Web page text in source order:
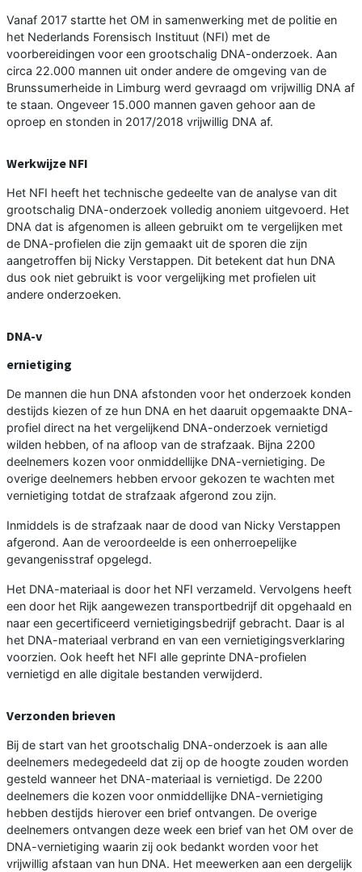
Vanaf 2017 startte het OM in samenwerking met de politie en
het Nederlands Forensisch Instituut (NFI) met de
voorbereidingen voor een grootschalig DNA-onderzoek. Aan
circa 22.000 mannen uit onder andere de omgeving van de
Brunssumerheide in Limburg werd gevraagd om vrijwillig DNA af
te staan. Ongeveer 15.000 mannen gaven gehoor aan de
oproep en stonden in 2017/2018 vrijwillig DNA af.
Werkwijze NFI
Het NFI heeft het technische gedeelte van de analyse van dit
grootschalig DNA-onderzoek volledig anoniem uitgevoerd. Het
DNA dat is afgenomen is alleen gebruikt om te vergelijken met
de DNA-profielen die zijn gemaakt uit de sporen die zijn
aangetroffen bij Nicky Verstappen. Dit betekent dat hun DNA
dus ook niet gebruikt is voor vergelijking met profielen uit
andere onderzoeken.
DNA-v
ernietiging
De mannen die hun DNA afstonden voor het onderzoek konden
destijds kiezen of ze hun DNA en het daaruit opgemaakte DNA-
profiel direct na het vergelijkend DNA-onderzoek vernietigd
wilden hebben, of na afloop van de strafzaak. Bijna 2200
deelnemers kozen voor onmiddellijke DNA-vernietiging. De
overige deelnemers hebben ervoor gekozen te wachten met
vernietiging totdat de strafzaak afgerond zou zijn.
Inmiddels is de strafzaak naar de dood van Nicky Verstappen
afgerond. Aan de veroordeelde is een onherroepelijke
gevangenisstraf opgelegd.
Het DNA-materiaal is door het NFI verzameld. Vervolgens heeft
een door het Rijk aangewezen transportbedrijf dit opgehaald en
naar een gecertificeerd vernietigingsbedrijf gebracht. Daar is al
het DNA-materiaal verbrand en van een vernietigingsverklaring
voorzien. Ook heeft het NFI alle geprinte DNA-profielen
vernietigd en alle digitale bestanden verwijderd.
Verzonden brieven
Bij de start van het grootschalig DNA-onderzoek is aan alle
deelnemers medegedeeld dat zij op de hoogte zouden worden
gesteld wanneer het DNA-materiaal is vernietigd. De 2200
deelnemers die kozen voor onmiddellijke DNA-vernietiging
hebben destijds hierover een brief ontvangen. De overige
deelnemers ontvangen deze week een brief van het OM over de
DNA-vernietiging waarin zij ook bedankt worden voor het
vrijwillig afstaan van hun DNA. Het meewerken aan een dergelijk